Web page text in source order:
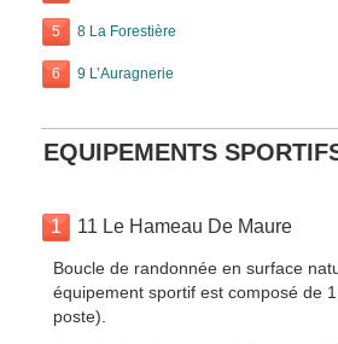
5 8 La Forestière
6 9 L’Auragnerie
EQUIPEMENTS
1 11 Le Hameau De Maure
Boucle de randonnée en surface
équipement sportif est composé de
poste).